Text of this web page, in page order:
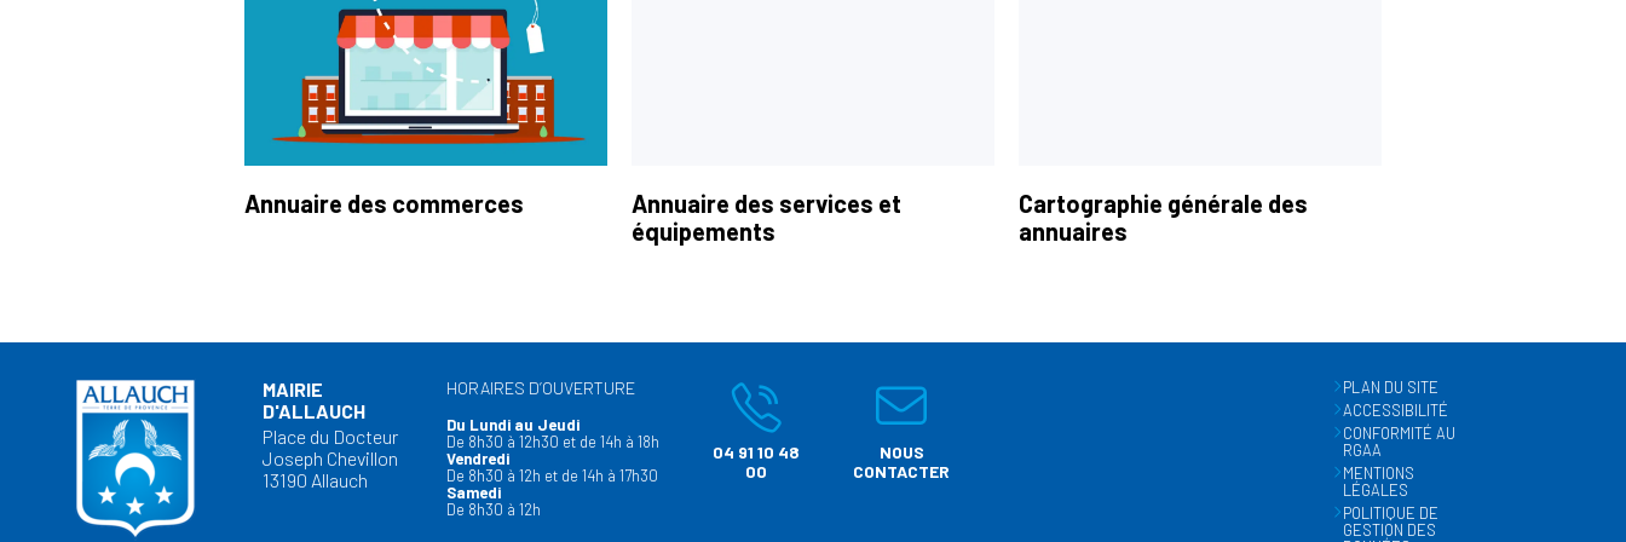
Annuaire des commerces
Annuaire des services et
équipements
Cartographie générale des
annuaires
MAIRIE
D'ALLAUCH
Place du Docteur
Joseph Chevillon
13190 Allauch
HORAIRES D’OUVERTURE
Du Lundi au Jeudi
De 8h30 à 12h30 et de 14h à 18h
Vendredi
De 8h30 à 12h et de 14h à 17h30
Samedi
De 8h30 à 12h
04 91 10 48
00
NOUS
CONTACTER
PLAN DU SITE
ACCESSIBILITÉ
CONFORMITÉ AU
RGAA
MENTIONS
LÉGALES
POLITIQUE DE
GESTION DES